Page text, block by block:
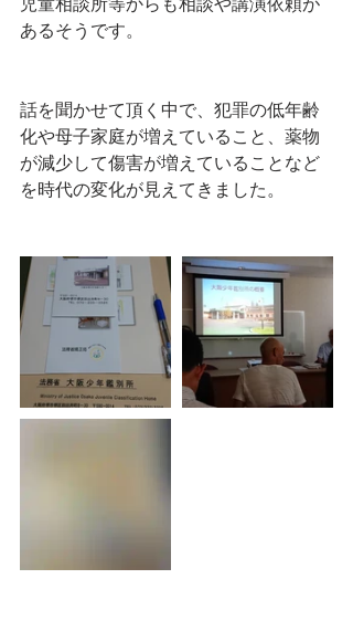
あるそうです。
話を聞かせて頂く中で、犯罪の低年齢
化や母子家庭が増えていること、薬物
が減少して傷害が増えていることなど
を時代の変化が見えてきました。